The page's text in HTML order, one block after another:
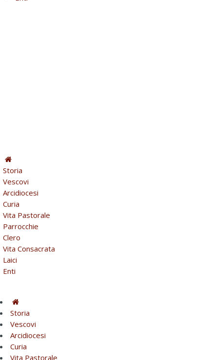
Storia
Vescovi
Arcidiocesi
Curia
Vita Pastorale
Parrocchie
Clero
Vita Consacrata
Laici
Enti
Storia
Vescovi
Arcidiocesi
Curia
Vita Pastorale